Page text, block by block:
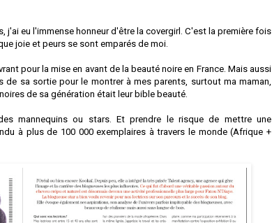
j'ai eu l'immense honneur d'être la covergirl. C'est la première fois
joie et peurs se sont emparés de moi.
pour la mise en avant de la beauté noire en France. Mais aussi
de sa sortie pour le montrer à mes parents, surtout ma maman,
de sa génération était leur bible beauté.
mannequins ou stars. Et prendre le risque de mettre une
à plus de 100 000 exemplaires à travers le monde (Afrique +